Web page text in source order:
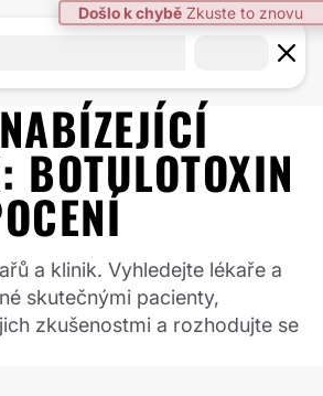
BOTULOTOXIN
a klinik. Vyhledejte lékaře a
skutečnými pacienty,
zkušenostmi a rozhodujte se